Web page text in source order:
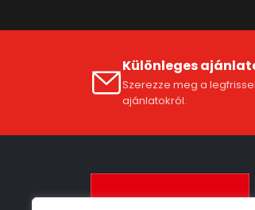
Különleges
Szerezze meg a
ajánlatokról.